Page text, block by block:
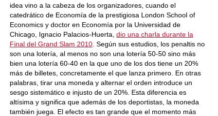
idea vino a la cabeza de los organizadores, cuando el
catedrático de Economía de la prestigiosa London School of
Economics y doctor en Economía por la Universidad de
Chicago, Ignacio Palacios-Huerta, dio una charla durante la
Final del Grand Slam 2010 . Según sus estudios, los penaltis no
son una lotería, al menos no son una lotería 50-50 sino más
bien una lotería 60-40 en la que uno de los dos tiene un 20%
más de billetes, concretamente el que lanza primero. En otras
palabras, tirar una moneda y alternar el orden introduce un
sesgo sistemático e injusto de un 20%. Esta diferencia es
altísima y significa que además de los deportistas, la moneda
también juega. El efecto es tan grande que el momento más